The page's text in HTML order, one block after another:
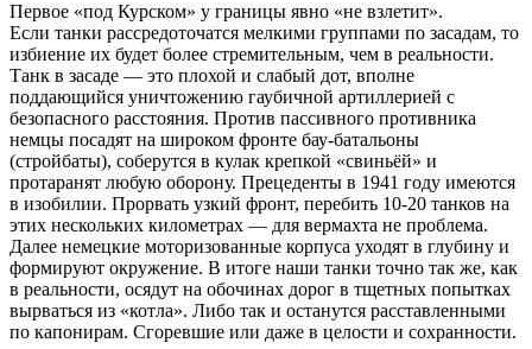
Первое «под Курском» у границы явно «не взлетит».
Если танки рассредоточатся мелкими группами по засадам, то
избиение их будет более стремительным, чем в реальности.
Танк в засаде — это плохой и слабый дот, вполне
поддающийся уничтожению гаубичной артиллерией с
безопасного расстояния. Против пассивного противника
немцы посадят на широком фронте бау-батальоны
(стройбаты), соберутся в кулак крепкой «свиньёй» и
протаранят любую оборону. Прецеденты в 1941 году имеются
в изобилии. Прорвать узкий фронт, перебить 10-20 танков на
этих нескольких километрах — для вермахта не проблема.
Далее немецкие моторизованные корпуса уходят в глубину и
формируют окружение. В итоге наши танки точно так же, как
в реальности, осядут на обочинах дорог в тщетных попытках
вырваться из «котла». Либо так и останутся расставленными
по капонирам. Сгоревшие или даже в целости и сохранности.